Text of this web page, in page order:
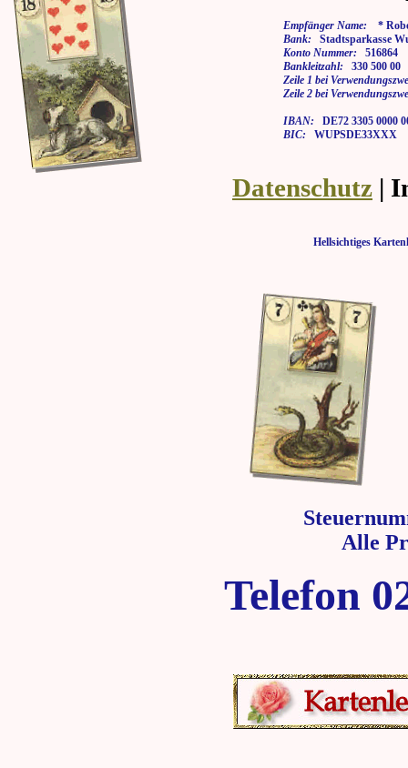
Empfänger Name: *
Bank: Stadtsparkasse
Konto Nummer: 516864
Bankleitzahl: 330 500 00
Zeile 1 bei
Zeile 2 bei
IBAN: DE72 3305 0000
BIC: WUPSDE33XXX
Datenschutz |
Hellsichtiges
Alle
Telefon